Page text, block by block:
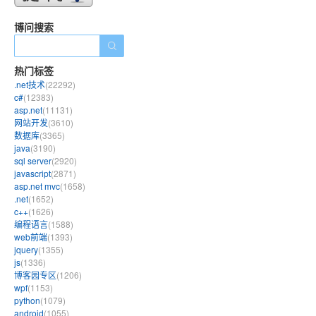
博问搜索
热门标签
.net技术(22292)
c#(12383)
asp.net(11131)
网站开发(3610)
数据库(3365)
java(3190)
sql server(2920)
javascript(2871)
asp.net mvc(1658)
.net(1652)
c++(1626)
编程语言(1588)
web前端(1393)
jquery(1355)
js(1336)
博客园专区(1206)
wpf(1153)
python(1079)
android(1055)